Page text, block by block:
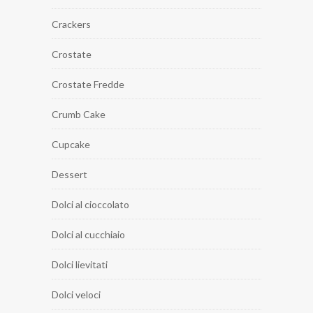
Crackers
Crostate
Crostate Fredde
Crumb Cake
Cupcake
Dessert
Dolci al cioccolato
Dolci al cucchiaio
Dolci lievitati
Dolci veloci